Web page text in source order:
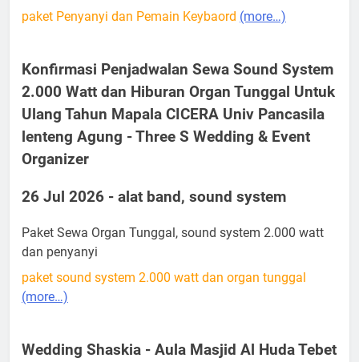
paket Penyanyi dan Pemain Keybaord (more…)
Konfirmasi Penjadwalan Sewa Sound System
2.000 Watt dan Hiburan Organ Tunggal Untuk
Ulang Tahun Mapala CICERA Univ Pancasila
lenteng Agung - Three S Wedding & Event
Organizer
26 Jul 2026 - alat band, sound system
Paket Sewa Organ Tunggal, sound system 2.000 watt
dan penyanyi
paket sound system 2.000 watt dan organ tunggal
(more…)
Wedding Shaskia - Aula Masjid Al Huda Tebet